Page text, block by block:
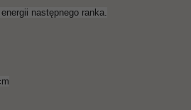
następnego ranka.